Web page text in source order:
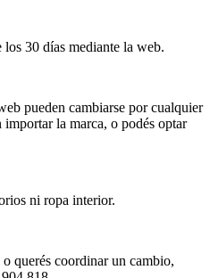
los 30 días mediante la web.
pueden cambiarse por cualquier
la marca, o podés optar
ni ropa interior.
querés coordinar un cambio,